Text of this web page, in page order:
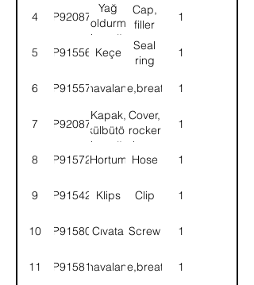
4 9P920875
Yağ
doldurma
kapağı
Cap,
filler
1
5 9P915565Keçe
Seal
ring
1
6 9P915576
Boru,havalandırma
Tube,breather1
7 9P920876
Kapak,
külbütör
kapağı
Cover,
rocker
lever
1
8 9P915721Hortum Hose 1
9 9P915425Klips Clip 1
10 9P915804Cıvata Screw 1
11 9P915810
Boru,havalandırma
Tube,breather1